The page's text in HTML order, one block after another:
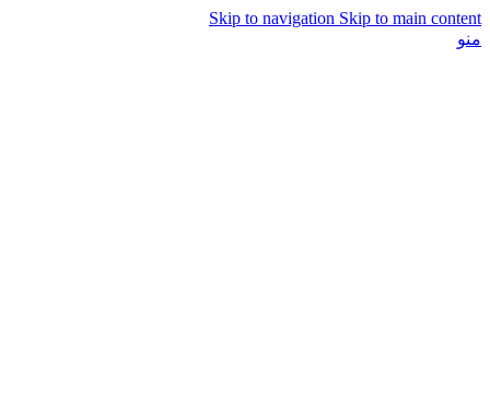
Skip to navigation Skip to main content
منو